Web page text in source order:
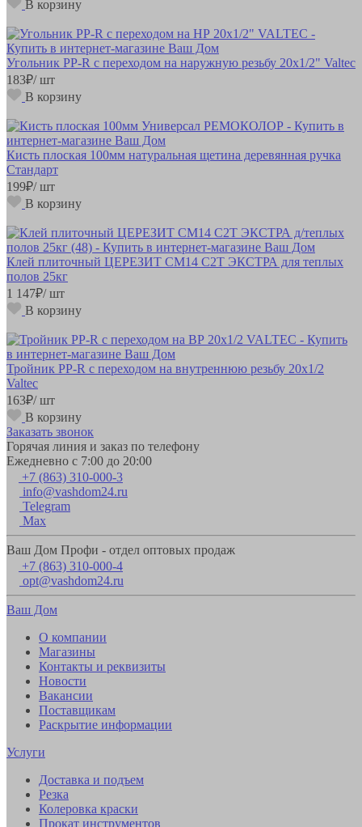
В корзину
Угольник РР-R с переходом на наружную резьбу 20х1/2" Valtec
183₽/ шт
В корзину
Кисть плоская 100мм натуральная щетина деревянная ручка
Стандарт
199₽/ шт
В корзину
Клей плиточный ЦЕРЕЗИТ СМ14 C2T ЭКСТРА для теплых
полов 25кг
1 147₽/ шт
В корзину
Тройник РР-R с переходом на внутреннюю резьбу 20х1/2
Valtec
163₽/ шт
В корзину
Заказать звонок
Горячая линия и заказ по телефону
Ежедневно с 7:00 до 20:00
+7 (863) 310-000-3
info@vashdom24.ru
Telegram
Max
Ваш Дом Профи - отдел оптовых продаж
+7 (863) 310-000-4
opt@vashdom24.ru
Ваш Дом
О компании
Магазины
Контакты и реквизиты
Новости
Вакансии
Поставщикам
Раскрытие информации
Услуги
Доставка и подъем
Резка
Колеровка краски
Прокат инструментов